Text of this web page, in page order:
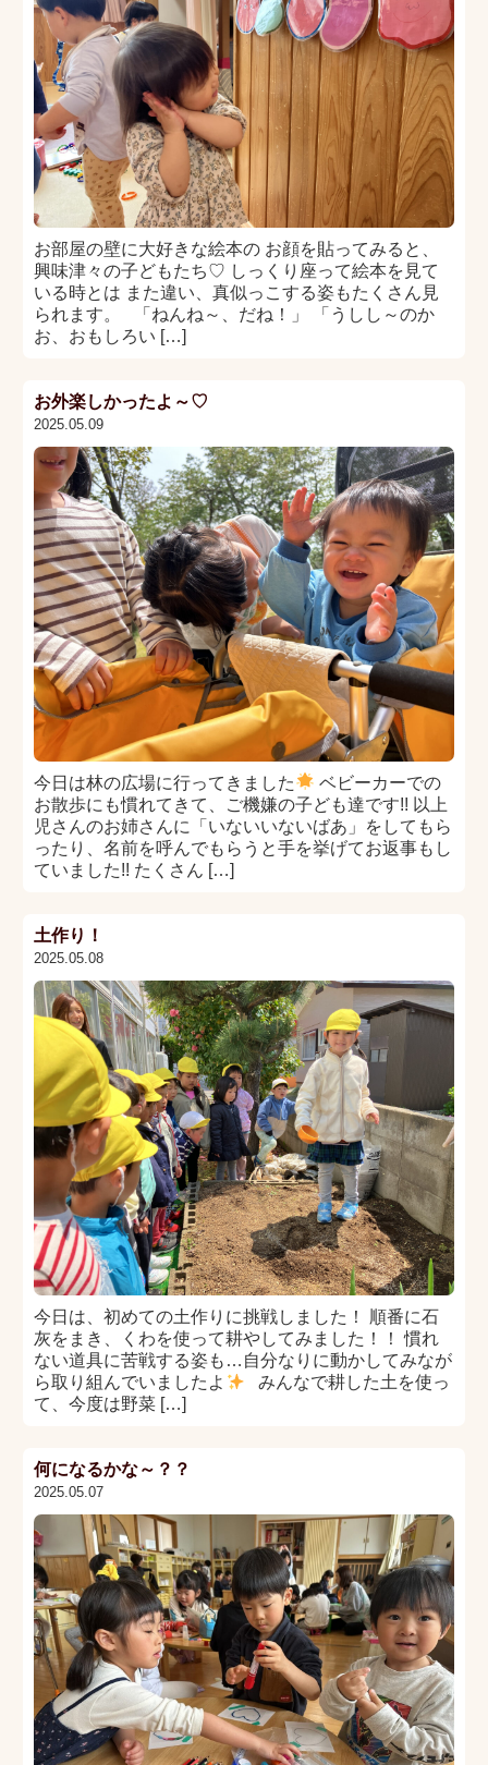
お部屋の壁に大好きな絵本の お顔を貼ってみると、
興味津々の子どもたち♡ しっくり座って絵本を見て
いる時とは また違い、真似っこする姿もたくさん見
られます。 「ねんね～、だね！」 「うしし～のか
お、おもしろい […]
お外楽しかったよ～♡
2025.05.09
今日は林の広場に行ってきました
ベビーカーでの
お散歩にも慣れてきて、ご機嫌の子ども達です!! 以上
児さんのお姉さんに「いないいないばあ」をしてもら
ったり、名前を呼んでもらうと手を挙げてお返事もし
ていました!! たくさん […]
土作り！
2025.05.08
今日は、初めての土作りに挑戦しました！ 順番に石
灰をまき、くわを使って耕やしてみました！！ 慣れ
ない道具に苦戦する姿も…自分なりに動かしてみなが
ら取り組んでいましたよ
みんなで耕した土を使っ
て、今度は野菜 […]
何になるかな～？？
2025.05.07